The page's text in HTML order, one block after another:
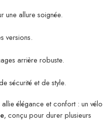
une allure soignée.
versions.
arrière robuste.
sécurité et de style.
allie élégance et confort : un vélo
, conçu pour durer plusieurs